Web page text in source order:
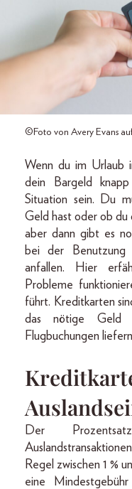
©Foto von Avery Evans
Wenn du im Urlaub
dein Bargeld
Situation sein. Du
Geld hast oder ob du
aber dann gibt es
bei der Benutzung
anfallen. Hier
Probleme
führt. Kreditkarten
das nötige Geld
Flugbuchungen
Der
Regel zwischen 1 %
eine